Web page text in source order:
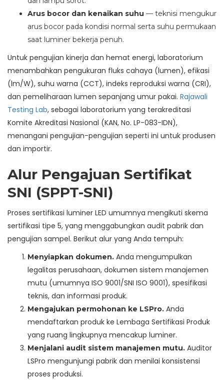
Arus bocor dan kenaikan suhu — teknisi mengukur
arus bocor pada kondisi normal serta suhu permukaan
saat luminer bekerja penuh.
Untuk pengujian kinerja dan hemat energi, laboratorium
menambahkan pengukuran fluks cahaya (lumen), efikasi
(lm/W), suhu warna (CCT), indeks reproduksi warna (CRI),
dan pemeliharaan lumen sepanjang umur pakai. Rajawali
Testing Lab, sebagai laboratorium yang terakreditasi
Komite Akreditasi Nasional (KAN, No. LP-083-IDN),
menangani pengujian-pengujian seperti ini untuk produsen
dan importir.
Alur Pengajuan Sertifikat
SNI (SPPT-SNI)
Proses sertifikasi luminer LED umumnya mengikuti skema
sertifikasi tipe 5, yang menggabungkan audit pabrik dan
pengujian sampel. Berikut alur yang Anda tempuh:
Menyiapkan dokumen. Anda mengumpulkan
legalitas perusahaan, dokumen sistem manajemen
mutu (umumnya ISO 9001/SNI ISO 9001), spesifikasi
teknis, dan informasi produk.
Mengajukan permohonan ke LSPro. Anda
mendaftarkan produk ke Lembaga Sertifikasi Produk
yang ruang lingkupnya mencakup luminer.
Menjalani audit sistem manajemen mutu. Auditor
LSPro mengunjungi pabrik dan menilai konsistensi
proses produksi.